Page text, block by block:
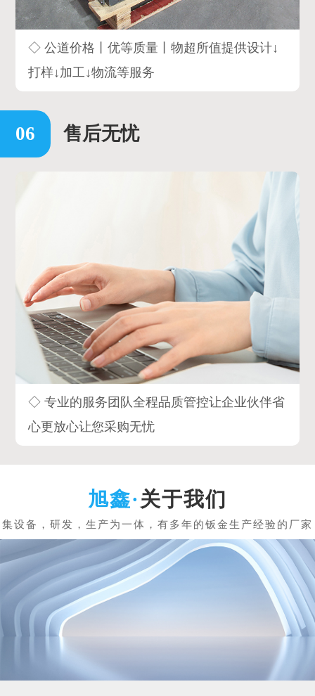
◇ 公道价格丨优等质量丨物超所值提供设计↓
打样↓加工↓物流等服务
售后无忧
◇ 专业的服务团队全程品质管控让企业伙伴省
心更放心让您采购无忧
关于我们